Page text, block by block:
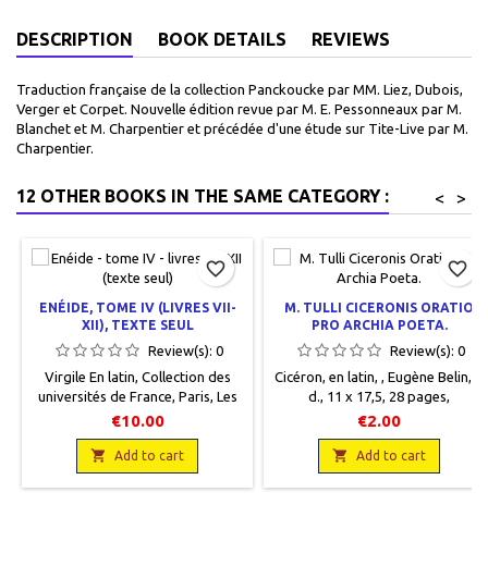
DESCRIPTION BOOK DETAILS REVIEWS
Traduction française de la collection Panckoucke par MM. Liez, Dubois,
Verger et Corpet. Nouvelle édition revue par M. E. Pessonneaux par M.
Blanchet et M. Charpentier et précédée d'une étude sur Tite-Live par M.
Charpentier.
12 OTHER BOOKS IN THE SAME CATEGORY : >
<
ENÉIDE, TOME IV (LIVRES VII-
XII), TEXTE SEUL
Review(s): 0
Virgile En latin, Collection des
universités de France, Paris, Les
Belles Lettres, 1937, 13 x 20, 256
Couverture insolée. Dos fatigué.
Non coupé.
€10.00
 Add to cart
favorite_border
M. TULLI CICERONIS ORATIO
PRO ARCHIA POETA.
Review(s): 0
Cicéron, en latin, , Eugène Belin, s.
d., 11 x 17,5, 28 pages,
brochéoccasion, Usagé,
détachés, annotations
€2.00
 Add to cart
favorite_border